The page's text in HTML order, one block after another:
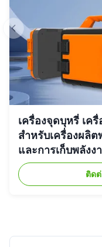
เครื่องจุดบุหรี่ เค
สําหรับเครื่องผลิ
และการเก็บพลังง
ติด